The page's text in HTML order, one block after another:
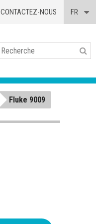
FR
CONTACTEZ-NOUS
Fluke 9009